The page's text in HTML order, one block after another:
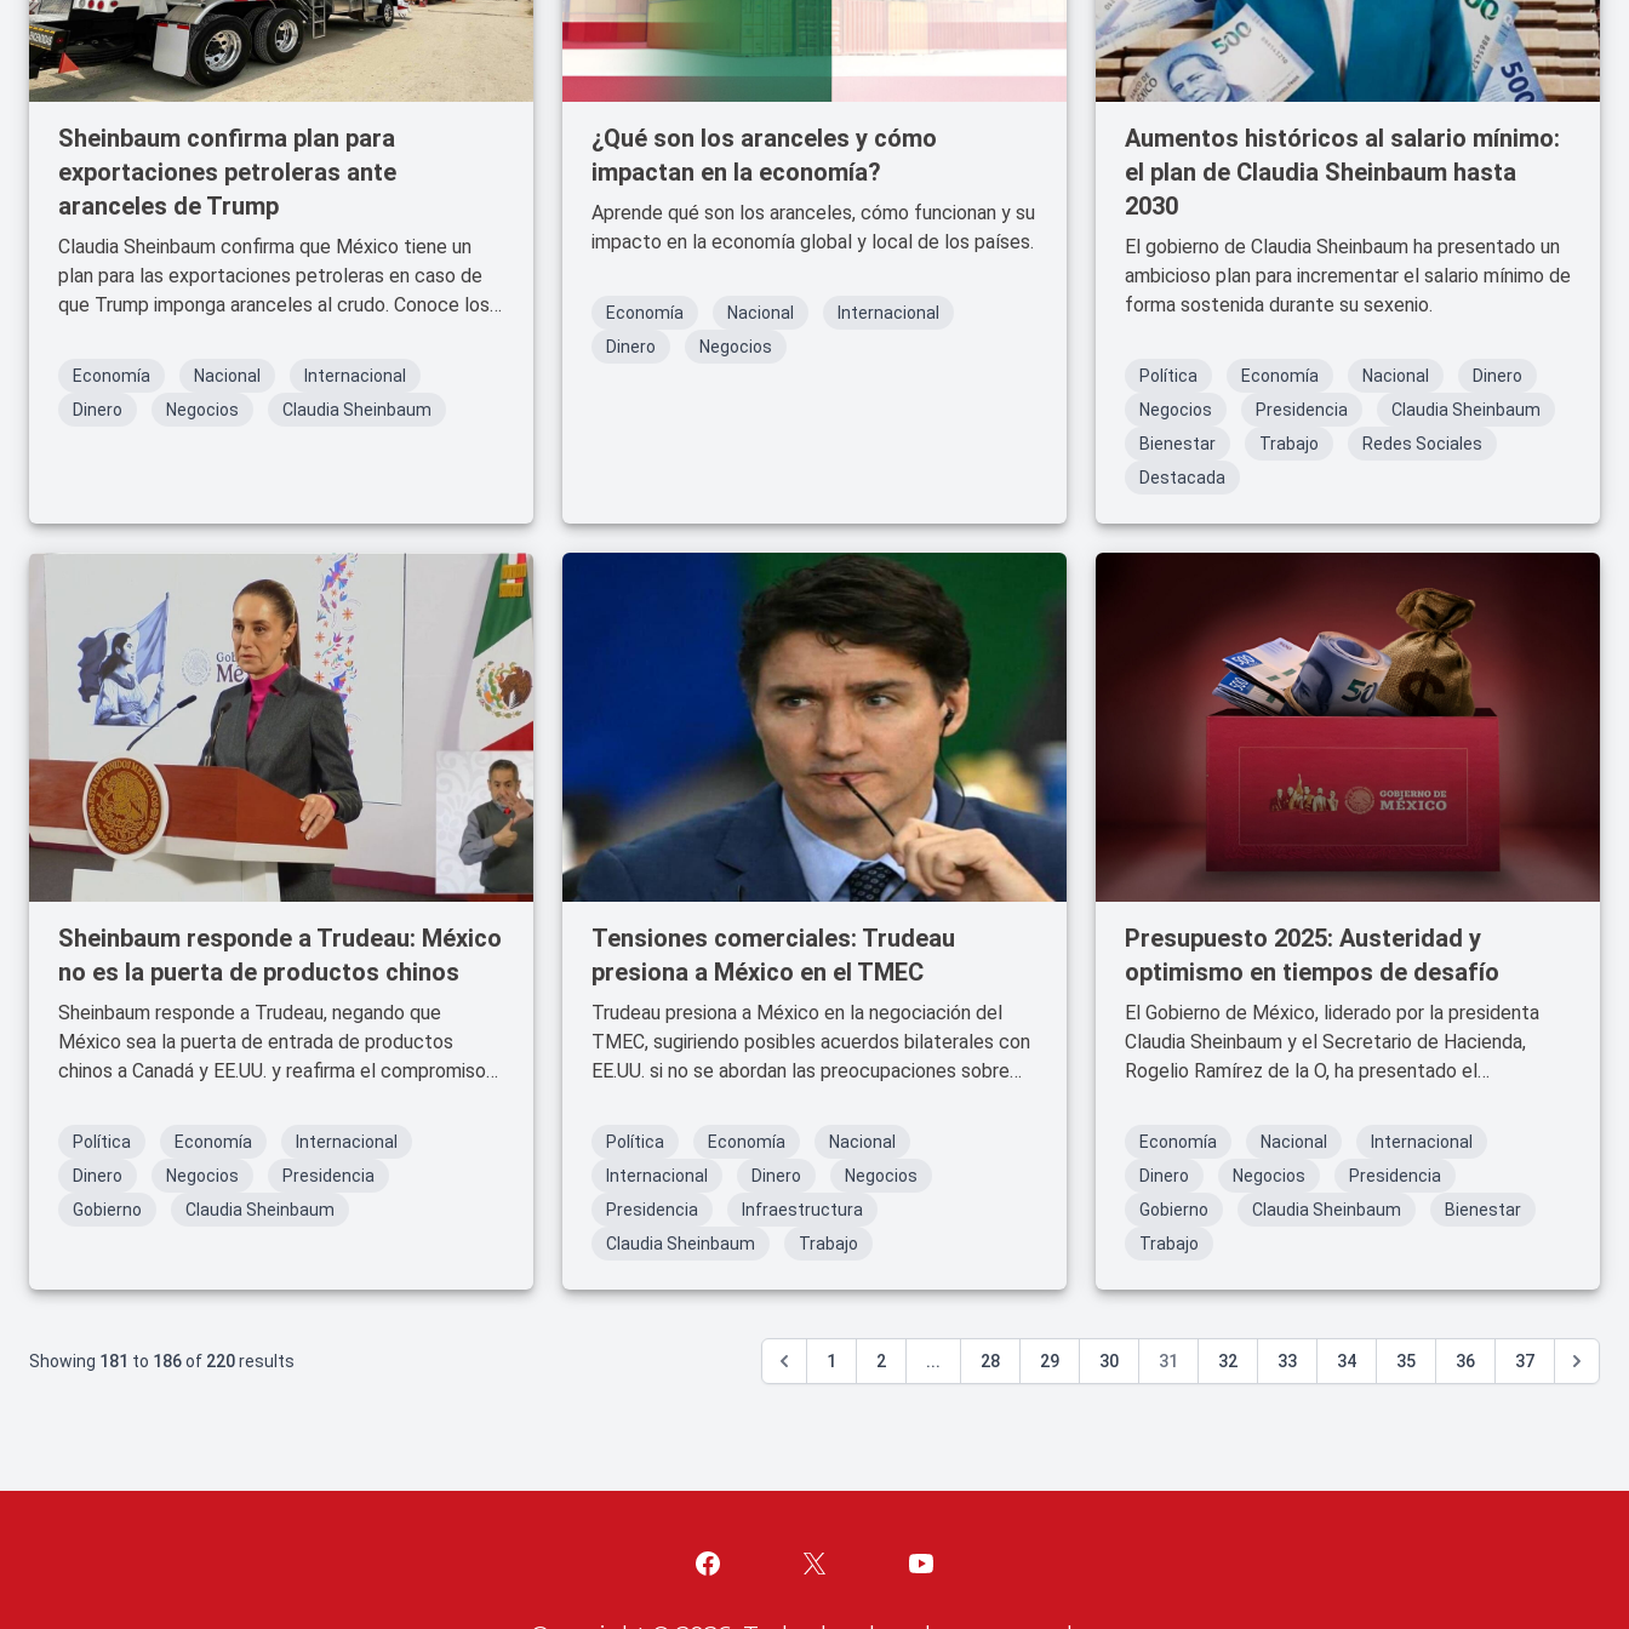
Sheinbaum confirma plan para
exportaciones petroleras ante
aranceles de Trump
Claudia Sheinbaum confirma que México tiene un
plan para las exportaciones petroleras en caso de
que Trump imponga aranceles al crudo. Conoce los
Economía Nacional
Internacional
Dinero
Negocios Claudia Sheinbaum
¿Qué son los aranceles y cómo
impactan en la economía?
Aprende qué son los aranceles, cómo funcionan y su
impacto en la economía global y local de los países.
Economía Nacional
Internacional
Dinero
Negocios
Aumentos históricos al salario mínimo:
el plan de Claudia Sheinbaum hasta
2030
El gobierno de Claudia Sheinbaum ha presentado un
ambicioso plan para incrementar el salario mínimo de
forma sostenida durante su sexenio.
Política Economía Nacional
Dinero
Negocios
Presidencia
Claudia Sheinbaum
Bienestar
Trabajo
Redes Sociales
Destacada
Sheinbaum responde a Trudeau: México
no es la puerta de productos chinos
Sheinbaum responde a Trudeau, negando que
México sea la puerta de entrada de productos
chinos a Canadá y EE.UU. y reafirma el compromiso
Política Economía
Internacional
Dinero
Negocios
Presidencia
Gobierno
Claudia Sheinbaum
Tensiones comerciales: Trudeau
presiona a México en el TMEC
Trudeau presiona a México en la negociación del
TMEC, sugiriendo posibles acuerdos bilaterales con
EE.UU. si no se abordan las preocupaciones sobre
Política Economía
Nacional
Internacional
Dinero
Negocios
Presidencia
Infraestructura
Claudia Sheinbaum
Trabajo
Presupuesto 2025: Austeridad y
optimismo en tiempos de desafío
El Gobierno de México, liderado por la presidenta
Claudia Sheinbaum y el Secretario de Hacienda,
Rogelio Ramírez de la O, ha presentado el
Economía Nacional
Internacional
Dinero
Negocios
Presidencia
Gobierno
Claudia Sheinbaum
Bienestar
Trabajo
Showing 181 to 186of 220results 1 2 ... 28 29 30 31 32 33 34 35 36 37